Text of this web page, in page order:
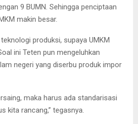
9 BUMN. Sehingga penciptaan
makin besar.
produksi, supaya UMKM
ini Teten pun mengeluhkan
negeri yang diserbu produk impor
maka harus ada standarisasi
kita rancang,” tegasnya.